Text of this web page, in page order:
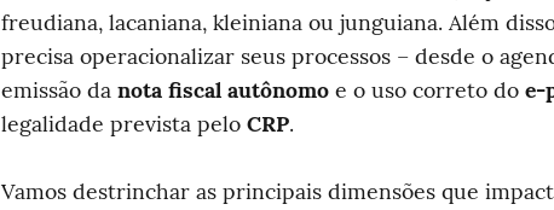
freudiana, lacaniana, kleiniana ou junguiana. Além
precisa operacionalizar seus processos – desde o
emissão da nota fiscal autônomo e o uso correto do e-
legalidade prevista pelo CRP.
Vamos destrinchar as principais dimensões que